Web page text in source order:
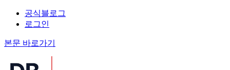
공식블로그
로그인
본문 바로가기